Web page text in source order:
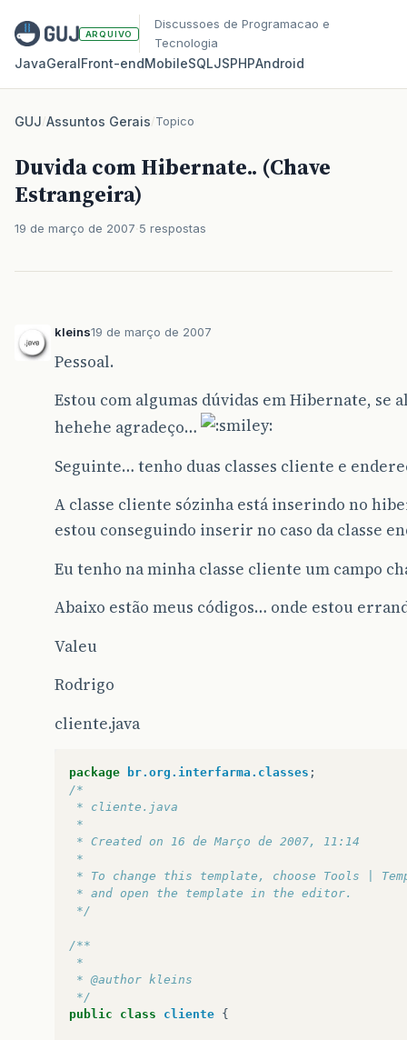
ARQUIVO
Discussoes de Programacao e
Tecnologia
JavaGeralFront‑endMobileSQLJSPHPAndroid
GUJ/Assuntos Gerais/Topico
Duvida com Hibernate.. (Chave
Estrangeira)
19 de março de 2007 5 respostas
kleins19 de março de 2007
Pessoal.
Estou com algumas dúvidas em Hibernate, se
hehehe agradeço…
Seguinte… tenho duas classes cliente e
A classe cliente sózinha está inserindo no
estou conseguindo inserir no caso da classe
Eu tenho na minha classe cliente um campo
Abaixo estão meus códigos… onde estou
Valeu
Rodrigo
cliente.java
package br.org.interfarma.classes ;
/*
* cliente.java
*
* Created on 16 de Março de 2007, 11:14
*
* To change this template, choose Tools |
* and open the template in the editor.
*/
/**
*
* @author kleins
*/
public
class cliente {